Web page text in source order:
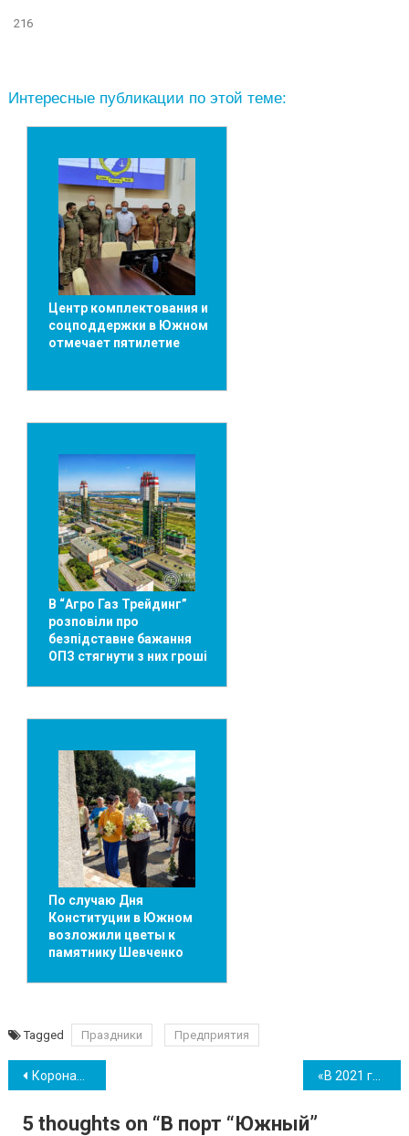
216
Интересные публикации по этой теме:
Центр комплектования и
соцподдержки в Южном
отмечает пятилетие
В “Агро Газ Трейдинг”
розповіли про
безпідставне бажання
ОПЗ стягнути з них гроші
По случаю Дня
Конституции в Южном
возложили цветы к
памятнику Шевченко
Tagged Праздники Предприятия
Навігація
записів
Коронавирус в Украине: статистика на 31 декабря «В 2021 год мы смотрим с оптимизмом…» – руководитель ОПЗ
5 thoughts on “В порт “Южный”